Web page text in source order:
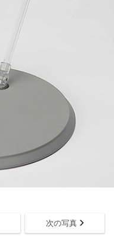
次の写真